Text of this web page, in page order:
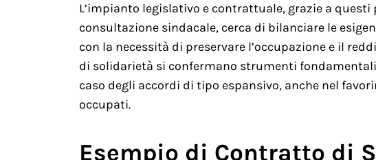
L’impianto legislativo e contrattuale, grazie a
consultazione sindacale, cerca di bilanciare le
con la necessità di preservare l’occupazione e il
di solidarietà si confermano strumenti
caso degli accordi di tipo espansivo, anche nel
occupati.
Esempio di Contratto di